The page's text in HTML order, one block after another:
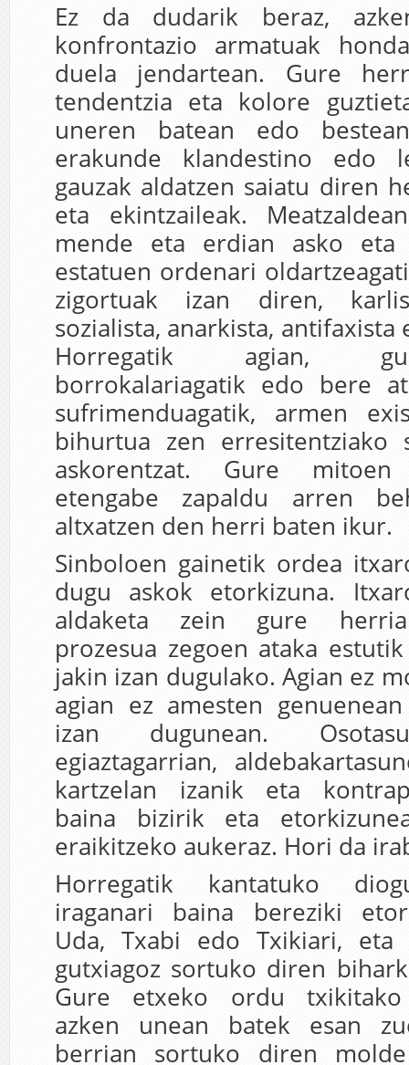
Ez da dudarik beraz,
konfrontazio armatuak
duela jendartean. Gure
tendentzia eta kolore
uneren batean edo
erakunde klandestino edo
gauzak aldatzen saiatu diren
eta ekintzaileak.
mende eta erdian asko
estatuen ordenari
zigortuak izan diren,
sozialista, anarkista, antifaxista
Horregatik agian,
borrokalariagatik edo bere
sufrimenduagatik, armen
bihurtua zen erresitentziako
askorentzat. Gure
etengabe zapaldu arren
altxatzen den herri baten ikur.
Sinboloen gainetik ordea
dugu askok etorkizuna.
aldaketa zein gure
prozesua zegoen ataka
jakin izan dugulako. Agian ez
agian ez amesten
izan dugunean.
egiaztagarrian,
kartzelan izanik eta
baina bizirik eta
eraikitzeko aukeraz. Hori da
Horregatik kantatuko
iraganari baina bereziki
Uda, Txabi edo Txikiari,
gutxiagoz sortuko diren
Gure etxeko ordu txikitako
azken unean batek esan
berrian sortuko diren